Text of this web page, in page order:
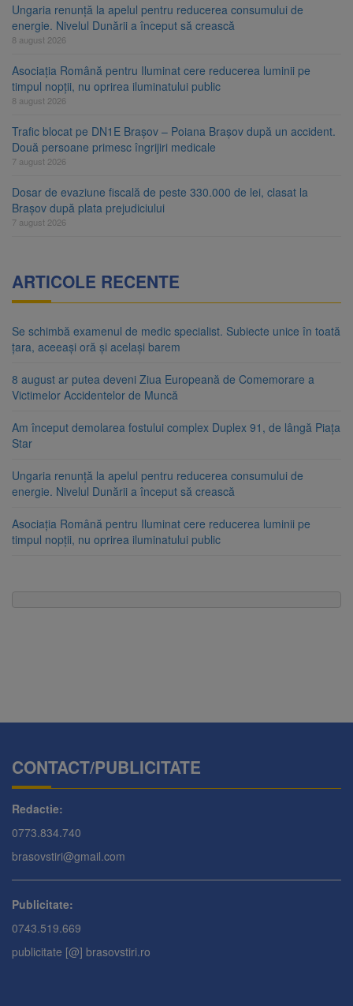
Ungaria renunță la apelul pentru reducerea consumului de
energie. Nivelul Dunării a început să crească
8 august 2026
Asociația Română pentru Iluminat cere reducerea luminii pe
timpul nopții, nu oprirea iluminatului public
8 august 2026
Trafic blocat pe DN1E Brașov – Poiana Brașov după un accident.
Două persoane primesc îngrijiri medicale
7 august 2026
Dosar de evaziune fiscală de peste 330.000 de lei, clasat la
Brașov după plata prejudiciului
7 august 2026
ARTICOLE RECENTE
Se schimbă examenul de medic specialist. Subiecte unice în toată
țara, aceeași oră și același barem
8 august ar putea deveni Ziua Europeană de Comemorare a
Victimelor Accidentelor de Muncă
Am început demolarea fostului complex Duplex 91, de lângă Piața
Star
Ungaria renunță la apelul pentru reducerea consumului de
energie. Nivelul Dunării a început să crească
Asociația Română pentru Iluminat cere reducerea luminii pe
timpul nopții, nu oprirea iluminatului public
CONTACT/PUBLICITATE
Redactie:
0773.834.740
brasovstiri@gmail.com
Publicitate:
0743.519.669
publicitate [@] brasovstiri.ro